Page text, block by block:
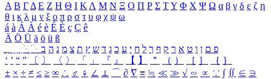
Α Β ΓΔ Ε Ζ Η Θ Ι ΚΛ Μ Ν Ξ Ο Π Ρ Σ ΤΥ Φ Χ Ψ Ω α β γ δ ε ζ η
θ ι κ λ μ ν ξ ο π ρ σ τ υ φ χ ψ ω
á à Á À é è É È ç Ç ê
Ä Ö Ü ä ö ü ß
ִֶֹ ֻּ ׁׂ פ ם ן ו ט א ר ק ף ך ל ח י ע כ ג ד ש ץ ת צ מ נ ה ב
‘ ’ “ ” 〔 〕 〈 〉 「 」 『 』 【 】 ＂ （ ） ［ ］ ｛ ｝
± × ÷ ≠ ≤ ≥ ∞ ∴ ♂ ♀ ∠ ⊥ ⌒ ∂ ∇ ≡ ≒ ≪ ≫ √ ∽ ∝ ∵ ∫ ∬ ∈ ∋